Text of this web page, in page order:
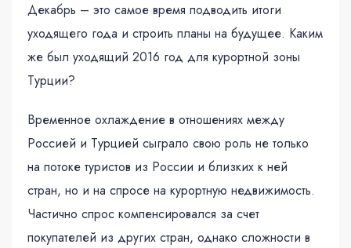
Декабрь – это самое время подводить итоги
уходящего года и строить планы на будущее. Каким
же был уходящий 2016 год для курортной зоны
Турции?
Временное охлаждение в отношениях между
Россией и Турцией сыграло свою роль не только
на потоке туристов из России и близких к ней
стран, но и на спросе на курортную недвижимость.
Частично спрос компенсировался за счет
покупателей из других стран, однако сложности в